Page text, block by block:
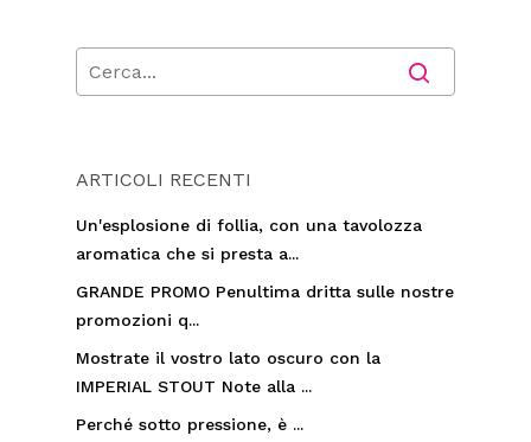
ARTICOLI RECENTI
Un'esplosione di follia, con una tavolozza
aromatica che si presta a...
GRANDE PROMO Penultima dritta sulle nostre
promozioni q...
Mostrate il vostro lato oscuro con la
IMPERIAL STOUT Note alla ...
Perché sotto pressione, è ...